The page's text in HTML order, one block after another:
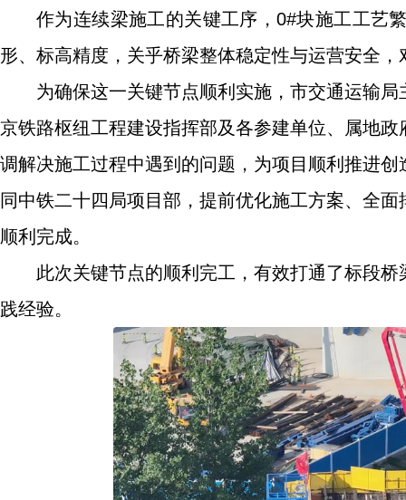
作为连续梁施工的关键工序，0#块施工工艺
形、标高精度，关乎桥梁整体稳定性与运营安全
为确保这一关键节点顺利实施，市交通运输
京铁路枢纽工程建设指挥部及各参建单位、属地
调解决施工过程中遇到的问题，为项目顺利推进
同中铁二十四局项目部，提前优化施工方案、全
顺利完成。
此次关键节点的顺利完工，有效打通了标段
践经验。